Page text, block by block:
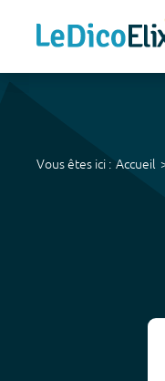
Vous êtes ici : Accueil